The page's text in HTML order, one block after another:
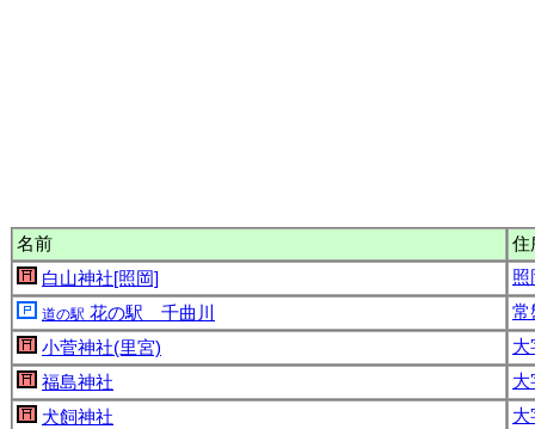
名前
住
白山神社[照岡]
照
道の駅 花の駅 千曲川
常
小菅神社(里宮)
大
福島神社
大
犬飼神社
大